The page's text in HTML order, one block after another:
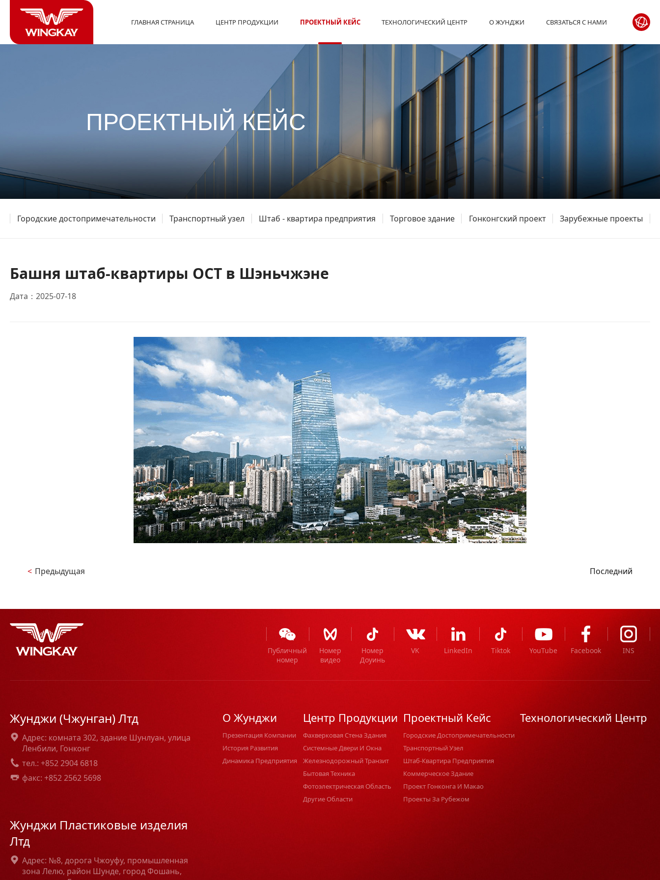
ГЛАВНАЯ СТРАНИЦА ЦЕНТР ПРОДУКЦИИ ПРОЕКТНЫЙ КЕЙС ТЕХНОЛОГИЧЕСКИЙ ЦЕНТР О ЖУНДЖИ СВЯЗАТЬСЯ С НАМИ
ПРОЕКТНЫЙ КЕЙС
Городские достопримечательности Транспортный узел Штаб - квартира предприятия Торговое здание Гонконгский проект Зарубежные проекты
Башня штаб-квартиры OCT в Шэньчжэне
Дата：2025-07-18
< Предыдущая Последний
Публичный
номер
Номер
видео
Номер
Доуинь
VK LinkedIn Tiktok YouTube Facebook INS
Жунджи (Чжунган) Лтд
Адрес: комната 302, здание Шунлуан, улица
Ленбили, Гонконг
тел.: +852 2904 6818
факс: +852 2562 5698
Жунджи Пластиковые изделия
Лтд
Адрес: №8, дорога Чжоуфу, промышленная
зона Лелю, район Шунде, город Фошань,
О Жунджи
Презентация Компании
История Развития
Динамика Предприятия
Центр Продукции
Фахверковая Стена Здания
Системные Двери И Окна
Железнодорожный Транзит
Бытовая Техника
Фотоэлектрическая Область
Другие Области
Проектный Кейс
Городские Достопримечательности
Транспортный Узел
Штаб-Квартира Предприятия
Коммерческое Здание
Проект Гонконга И Макао
Проекты За Рубежом
Технологический Центр